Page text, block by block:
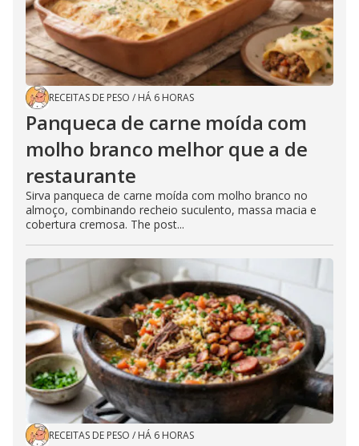
RECEITAS DE PESO / HÁ 6 HORAS
Panqueca de carne moída com
molho branco melhor que a de
restaurante
Sirva panqueca de carne moída com molho branco no
almoço, combinando recheio suculento, massa macia e
cobertura cremosa. The post...
RECEITAS DE PESO / HÁ 6 HORAS